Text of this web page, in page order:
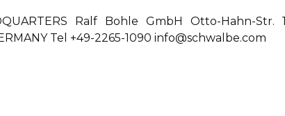
Ralf Bohle GmbH Otto-Hahn-Str. 1
Tel +49-2265-1090 info@schwalbe.com